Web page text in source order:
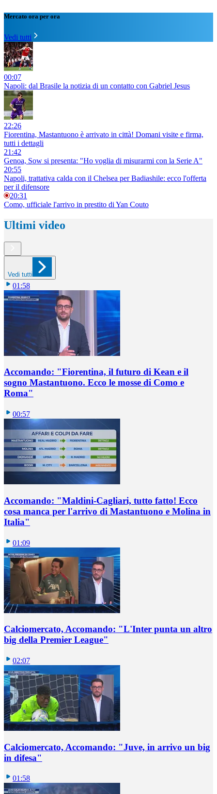
Mercato ora per ora
Vedi tutti
00:07
Napoli: dal Brasile la notizia di un contatto con Gabriel Jesus
22:26
Fiorentina, Mastantuono è arrivato in città! Domani visite e firma,
tutti i dettagli
21:42
Genoa, Sow si presenta: "Ho voglia di misurarmi con la Serie A"
20:55
Napoli, trattativa calda con il Chelsea per Badiashile: ecco l'offerta
per il difensore
20:31
Como, ufficiale l'arrivo in prestito di Yan Couto
Ultimi video
Vedi tutti
01:58
Accomando: "Fiorentina, il futuro di Kean e il
sogno Mastantuono. Ecco le mosse di Como e
Roma"
00:57
Accomando: "Maldini-Cagliari, tutto fatto! Ecco
cosa manca per l'arrivo di Mastantuono e Molina in
Italia"
01:09
Calciomercato, Accomando: "L'Inter punta un altro
big della Premier League"
02:07
Calciomercato, Accomando: "Juve, in arrivo un big
in difesa"
01:58